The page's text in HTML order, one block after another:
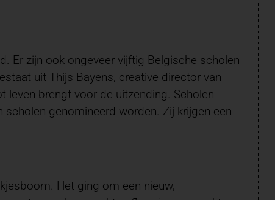
Er zijn ook ongeveer vijftig Belgische scholen
uit Thijs Bayens, creative director van
leven brengt voor de uitzending. Scholen
genomineerd worden. Zij krijgen een
Het ging om een nieuw,